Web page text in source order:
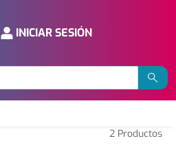
INICIAR SESIÓN
2 Productos